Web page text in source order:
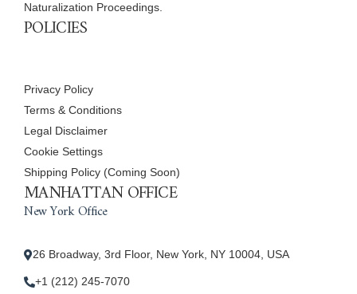
Naturalization Proceedings.
POLICIES
Privacy Policy
Terms & Conditions
Legal Disclaimer
Cookie Settings
Shipping Policy (Coming Soon)
MANHATTAN OFFICE
New York Office
26 Broadway, 3rd Floor, New York, NY 10004, USA
+1 (212) 245-7070